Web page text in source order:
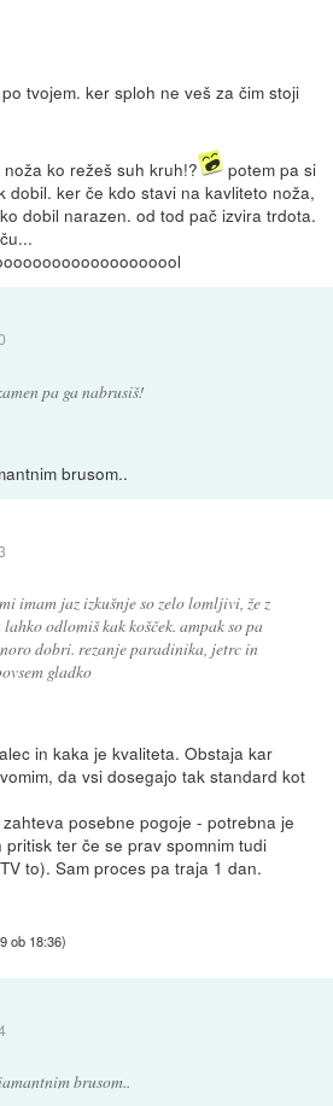
tvojem. ker sploh ne veš za čim stoji
ko režeš suh kruh!?
potem pa si
dobil. ker če kdo stavi na kavliteto noža,
dobil narazen. od tod pač izvira trdota.
pa ga nabrusiš!
brusom..
imam jaz izkušnje so zelo lomljivi, že z
odlomiš kak košček. ampak so pa
dobri. rezanje paradinika, jetrc in
gladko
in kaka je kvaliteta. Obstaja kar
da vsi dosegajo tak standard kot
posebne pogoje - potrebna je
ter če se prav spomnim tudi
to). Sam proces pa traja 1 dan.
ob 18:36)
brusom..